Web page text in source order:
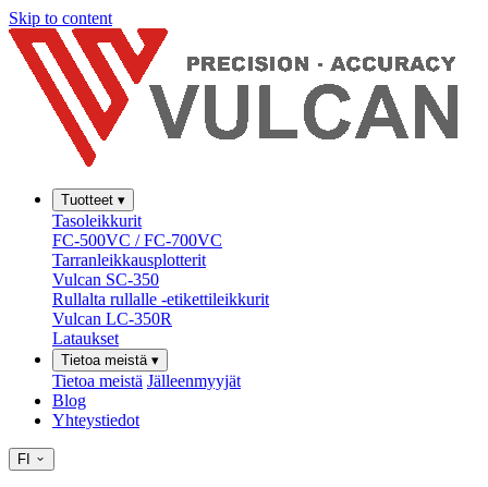
Skip to content
Tuotteet ▾
Tasoleikkurit
FC-500VC / FC-700VC
Tarranleikkausplotterit
Vulcan SC-350
Rullalta rullalle -etikettileikkurit
Vulcan LC-350R
Lataukset
Tietoa meistä ▾
Tietoa meistä Jälleenmyyjät
Blog
Yhteystiedot
FI